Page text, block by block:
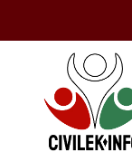
tartalomba